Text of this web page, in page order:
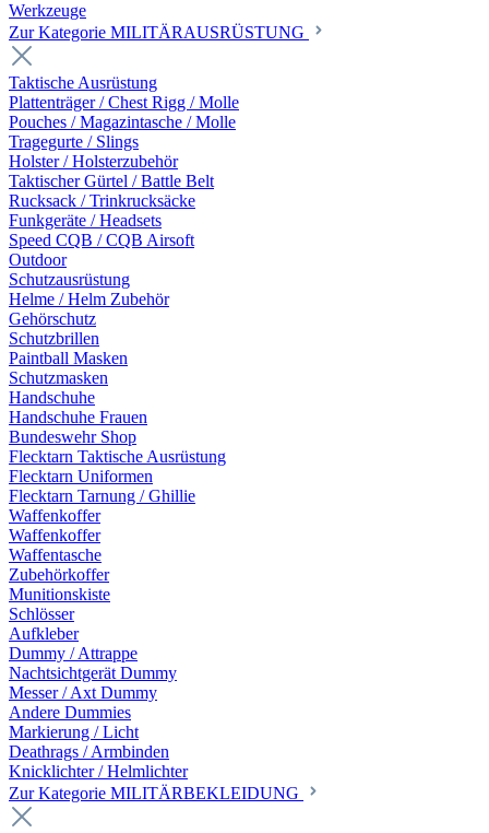
Werkzeuge
Zur Kategorie MILITÄRAUSRÜSTUNG
Taktische Ausrüstung
Plattenträger / Chest Rigg / Molle
Pouches / Magazintasche / Molle
Tragegurte / Slings
Holster / Holsterzubehör
Taktischer Gürtel / Battle Belt
Rucksack / Trinkrucksäcke
Funkgeräte / Headsets
Speed CQB / CQB Airsoft
Outdoor
Schutzausrüstung
Helme / Helm Zubehör
Gehörschutz
Schutzbrillen
Paintball Masken
Schutzmasken
Handschuhe
Handschuhe Frauen
Bundeswehr Shop
Flecktarn Taktische Ausrüstung
Flecktarn Uniformen
Flecktarn Tarnung / Ghillie
Waffenkoffer
Waffenkoffer
Waffentasche
Zubehörkoffer
Munitionskiste
Schlösser
Aufkleber
Dummy / Attrappe
Nachtsichtgerät Dummy
Messer / Axt Dummy
Andere Dummies
Markierung / Licht
Deathrags / Armbinden
Knicklichter / Helmlichter
Zur Kategorie MILITÄRBEKLEIDUNG